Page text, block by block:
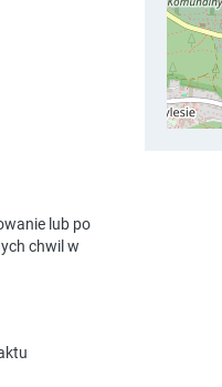
lub po
chwil w